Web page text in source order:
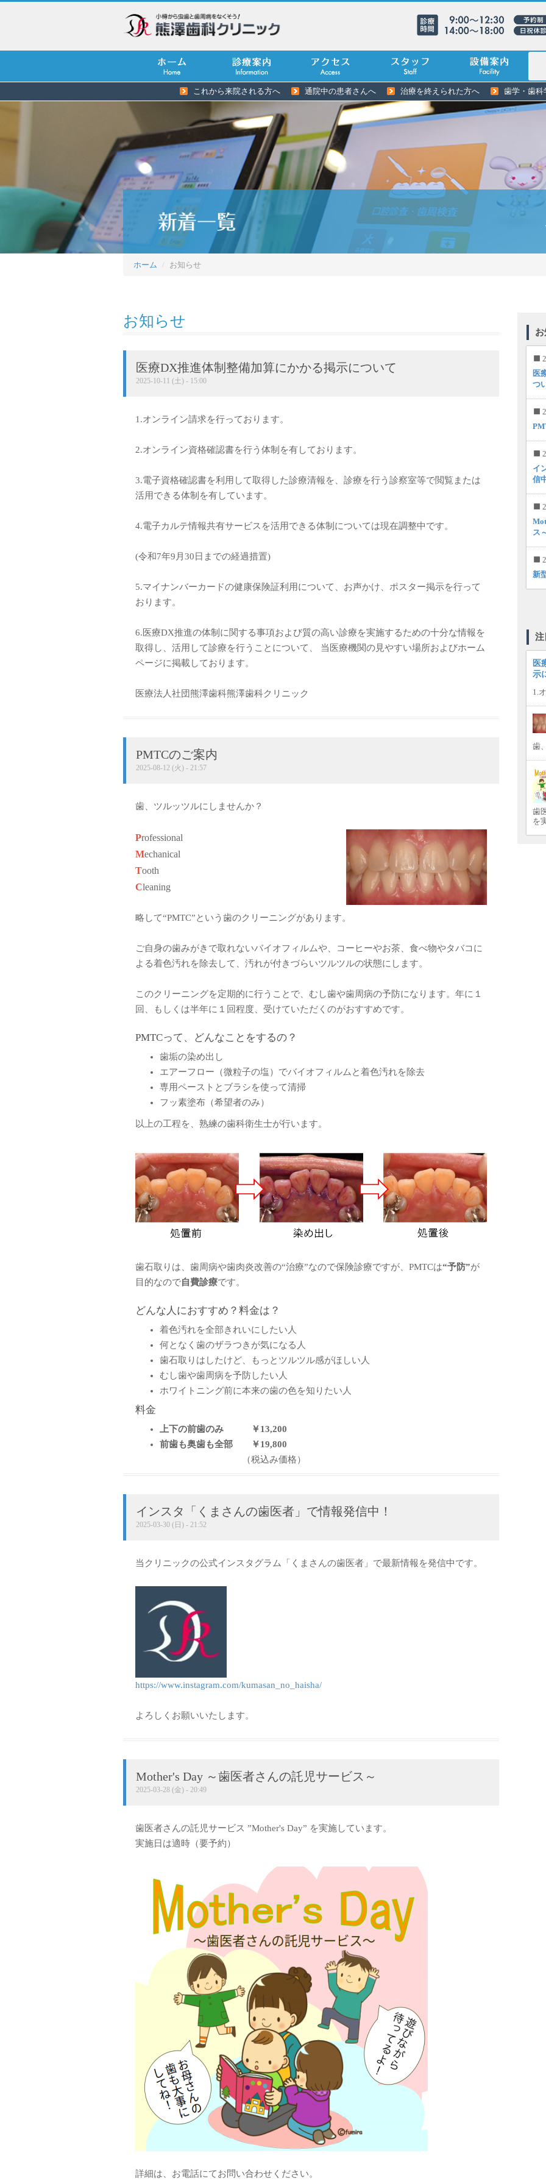
これから来院される方へ 通院中の患者さんへ 治療を終えられた方へ 歯学・歯科
ホーム お知らせ
お知らせ
医療DX推進体制整備加算にかかる掲示について
2025-10-11 (土) - 15:00
1.オンライン請求を行っております。
2.オンライン資格確認書を行う体制を有しております。
3.電子資格確認書を利用して取得した診療清報を、診療を行う診察室等で閲覧または
活用できる体制を有しています。
4.電子カルテ情報共有サービスを活用できる体制については現在調整中です。
(令和7年9月30日までの経過措置)
5.マイナンバーカードの健康保険証利用について、お声かけ、ポスター掲示を行って
おります。
6.医療DX推進の体制に関する事項および質の高い診療を実施するための十分な情報を
取得し、活用して診療を行うことについて、 当医療機関の見やすい場所およびホーム
ページに掲載しております。
医療法人社団熊澤歯科熊澤歯科クリニック
PMTCのご案内
2025-08-12 (火) - 21:57
歯、ツルッツルにしませんか？
Professional
Mechanical
Tooth
Cleaning
略して“PMTC”という歯のクリーニングがあります。
ご自身の歯みがきで取れないバイオフィルムや、コーヒーやお茶、食べ物やタバコに
よる着色汚れを除去して、汚れが付きづらいツルツルの状態にします。
このクリーニングを定期的に行うことで、むし歯や歯周病の予防になります。年に１
回、もしくは半年に１回程度、受けていただくのがおすすめです。
PMTCって、どんなことをするの？
歯垢の染め出し
エアーフロー（微粒子の塩）でバイオフィルムと着色汚れを除去
専用ペーストとブラシを使って清掃
フッ素塗布（希望者のみ）
以上の工程を、熟練の歯科衛生士が行います。
歯石取りは、歯周病や歯肉炎改善の“治療”なので保険診療ですが、PMTCは“予防”が
目的なので自費診療です。
どんな人におすすめ？料金は？
着色汚れを全部きれいにしたい人
何となく歯のザラつきが気になる人
歯石取りはしたけど、もっとツルツル感がほしい人
むし歯や歯周病を予防したい人
ホワイトニング前に本来の歯の色を知りたい人
料金
上下の前歯のみ ￥13,200
前歯も奥歯も全部 ￥19,800
（税込み価格）
インスタ「くまさんの歯医者」で情報発信中！
2025-03-30 (日) - 21:52
当クリニックの公式インスタグラム「くまさんの歯医者」で最新情報を発信中です。
https://www.instagram.com/kumasan_no_haisha/
よろしくお願いいたします。
Mother's Day ～歯医者さんの託児サービス～
2025-03-28 (金) - 20:49
歯医者さんの託児サービス ”Mother's Day” を実施しています。
実施日は適時（要予約）
詳細は、お電話にてお問い合わせください。
お
医
つ
イ
信
ス
新
注
医
示
1.
歯
歯
を